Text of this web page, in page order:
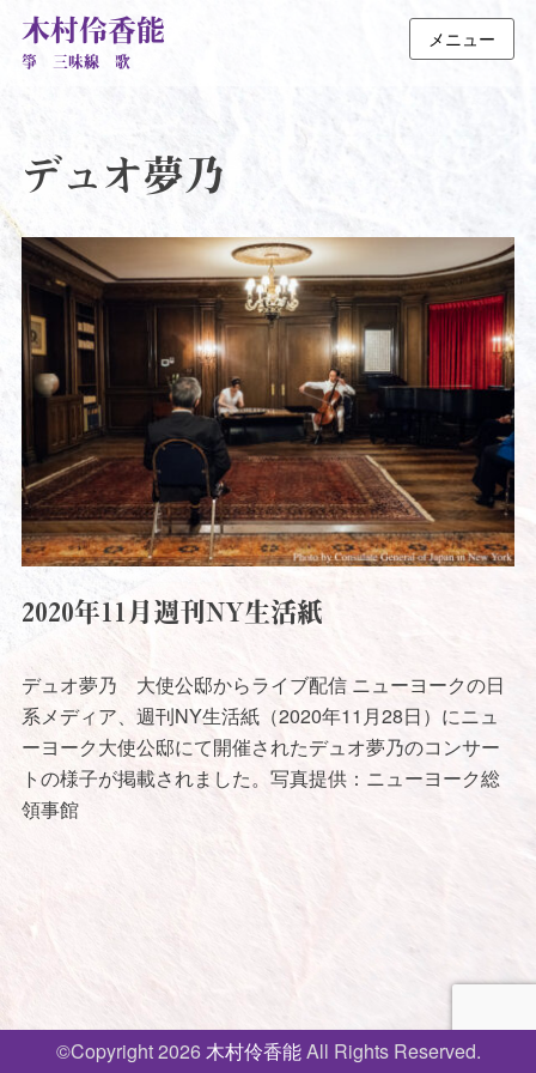
木村伶香能
箏 三味線 歌
メニュー
デュオ夢乃
2020年11月週刊NY生活紙
デュオ夢乃 大使公邸からライブ配信 ニューヨークの日
系メディア、週刊NY生活紙（2020年11月28日）にニュ
ーヨーク大使公邸にて開催されたデュオ夢乃のコンサー
トの様子が掲載されました。写真提供：ニューヨーク総
領事館
©Copyright 2026木村伶香能All Rights Reserved.